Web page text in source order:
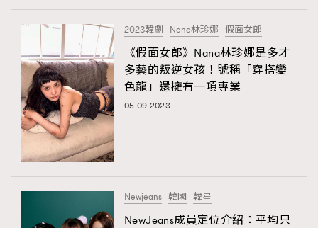
2023韓劇 Nana林珍娜 假面女郎
《假面女郎》Nana林珍娜是多才
多藝的叛逆女孩！號稱「穿搭變
色龍」還擁有一項專業
05.09.2023
Newjeans 韓國 韓星
NewJeans成員定位介紹：平均只